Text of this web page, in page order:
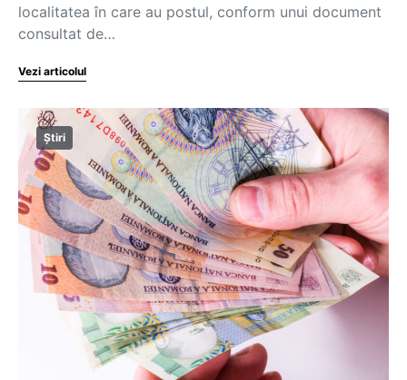
localitatea în care au postul, conform unui document
consultat de…
Vezi articolul
Știri